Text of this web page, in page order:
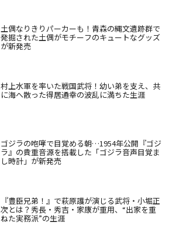
土偶なりきりパーカーも！青森の縄文遺跡群で
発掘された土偶がモチーフのキュートなグッズ
が新発売
村上水軍を率いた戦国武将！幼い弟を支え、共
に海へ散った得居通幸の波乱に満ちた生涯
ゴジラの咆哮で目覚める朝…1954年公開『ゴジ
ラ』の貴重音源を搭載した「ゴジラ音声目覚ま
し時計」が新発売
『豊臣兄弟！』で萩原護が演じる武将・小堀正
次とは？秀長・秀吉・家康が重用、“出家を重
ねた実務派”の生涯